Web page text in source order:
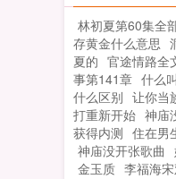
林初夏第60集全
存黄金什么意思
夏的 官途情路全
事第141章 什么
什么区别 让你当
打重新开始 神庙
获得内测 住在男
神庙没开张歌曲
金玉质 李福海